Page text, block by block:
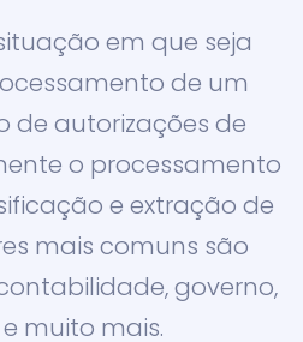
em que seja
de um
de autorizações de
o processamento
e extração de
mais comuns são
governo,
muito mais.